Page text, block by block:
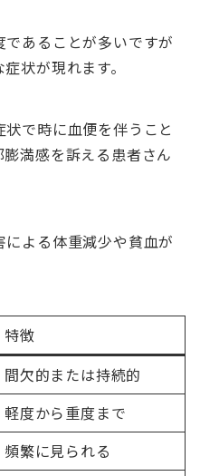
あることが多いですが
状が現れます。
で時に血便を伴うこと
満感を訴える患者さん
よる体重減少や貧血が
特徴
間欠的または持続的
軽度から重度まで
頻繁に見られる